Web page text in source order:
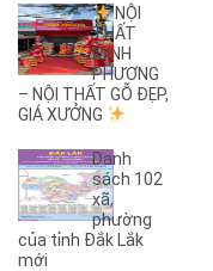
26B(1)
27B(2)
2KC(1)
30/4(29)
32(1)
32A(1)
3A(1)
3B(3)
3KC (1)
4A(1)
NỘI
THẤT
MINH
PHƯƠNG
– NỘI THẤT GỖ ĐẸP,
GIÁ XƯỞNG
Danh
sách 102
xã,
phường
của tỉnh Đắk Lắk
mới